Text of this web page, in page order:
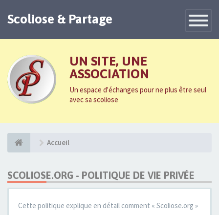
Toggle
Scoliose & Partage
UN SITE, UNE
ASSOCIATION
Un espace d'échanges pour ne plus être seul
avec sa scoliose
Accueil
SCOLIOSE.ORG - POLITIQUE DE VIE PRIVÉE
Cette politique explique en détail comment « Scoliose.org »